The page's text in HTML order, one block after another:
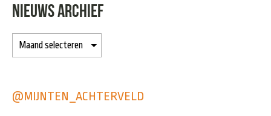
NIEUWS ARCHIEF
@MIJNTEN_ACHTERVELD